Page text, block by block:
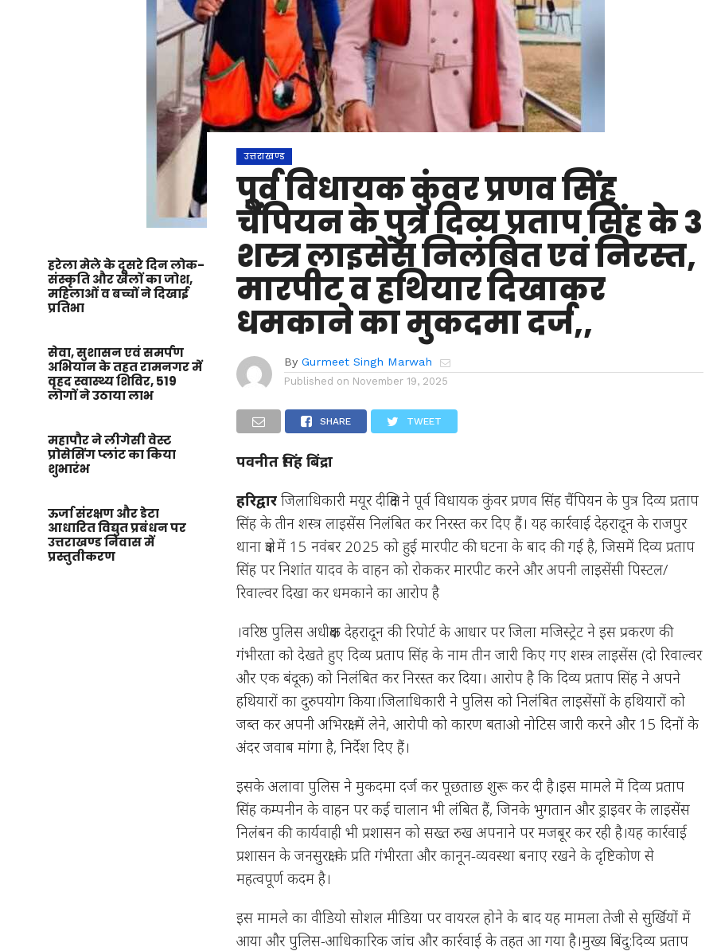
हरेला मेले के दूसरे दिन लोक-
संस्कृति और खेलों का जोश,
महिलाओं व बच्चों ने दिखाई
प्रतिभा
सेवा, सुशासन एवं समर्पण
अभियान के तहत रामनगर में
वृहद स्वास्थ्य शिविर, 519
लोगों ने उठाया लाभ
महापौर ने लीगेसी वेस्ट
प्रोसेसिंग प्लांट का किया
शुभारंभ
ऊर्जा संरक्षण और डेटा
आधारित विद्युत प्रबंधन पर
उत्तराखण्ड निवास में
प्रस्तुतीकरण
उत्तराखण्ड
पूर्व विधायक कुंवर प्रणव सिंह
चैंपियन के पुत्र दिव्य प्रताप सिंह के 3
शस्त्र लाइसेंस निलंबित एवं निरस्त,
मारपीट व हथियार दिखाकर
धमकाने का मुकदमा दर्ज,,
By Gurmeet Singh Marwah
Published on November 19, 2025
SHARE TWEET
पवनीत सिंह बिंद्रा
हरिद्वार जिलाधिकारी मयूर दीक्षित ने पूर्व विधायक कुंवर प्रणव सिंह चैंपियन के पुत्र दिव्य प्रताप
सिंह के तीन शस्त्र लाइसेंस निलंबित कर निरस्त कर दिए हैं। यह कार्रवाई देहरादून के राजपुर
थाना क्षेत्र में 15 नवंबर 2025 को हुई मारपीट की घटना के बाद की गई है, जिसमें दिव्य प्रताप
सिंह पर निशांत यादव के वाहन को रोककर मारपीट करने और अपनी लाइसेंसी पिस्टल/
रिवाल्वर दिखा कर धमकाने का आरोप है
।वरिष्ठ पुलिस अधीक्षक देहरादून की रिपोर्ट के आधार पर जिला मजिस्ट्रेट ने इस प्रकरण की
गंभीरता को देखते हुए दिव्य प्रताप सिंह के नाम तीन जारी किए गए शस्त्र लाइसेंस (दो रिवाल्वर
और एक बंदूक) को निलंबित कर निरस्त कर दिया। आरोप है कि दिव्य प्रताप सिंह ने अपने
हथियारों का दुरुपयोग किया।जिलाधिकारी ने पुलिस को निलंबित लाइसेंसों के हथियारों को
जब्त कर अपनी अभिरक्षा में लेने, आरोपी को कारण बताओ नोटिस जारी करने और 15 दिनों के
अंदर जवाब मांगा है, निर्देश दिए हैं।
इसके अलावा पुलिस ने मुकदमा दर्ज कर पूछताछ शुरू कर दी है।इस मामले में दिव्य प्रताप
सिंह कम्पनीन के वाहन पर कई चालान भी लंबित हैं, जिनके भुगतान और ड्राइवर के लाइसेंस
निलंबन की कार्यवाही भी प्रशासन को सख्त रुख अपनाने पर मजबूर कर रही है।यह कार्रवाई
प्रशासन के जनसुरक्षा के प्रति गंभीरता और कानून-व्यवस्था बनाए रखने के दृष्टिकोण से
महत्वपूर्ण कदम है।
इस मामले का वीडियो सोशल मीडिया पर वायरल होने के बाद यह मामला तेजी से सुर्खियों में
आया और पुलिस-आधिकारिक जांच और कार्रवाई के तहत आ गया है।मुख्य बिंदु:दिव्य प्रताप